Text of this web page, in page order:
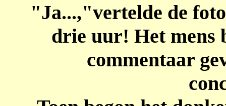
"Ja...,"vertelde de
drie uur! Het mens
commentaar